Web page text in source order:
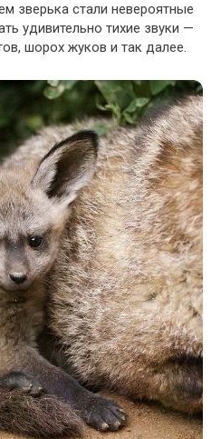
зверька стали невероятные
удивительно тихие звуки —
шорох жуков и так далее.